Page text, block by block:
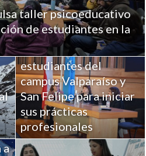
taller psicoeducativo
de estudiantes en la
UPLA entrega
herramientas clave a
más de 100
estudiantes del
campus Valparaíso y
San Felipe para iniciar
sus prácticas
profesionales
a